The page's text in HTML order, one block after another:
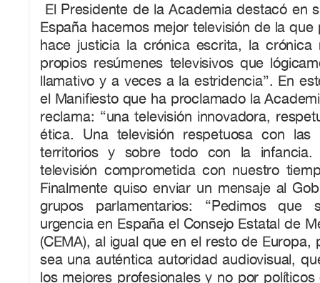
El Presidente de la Academia destacó en
España hacemos mejor televisión de la
hace justicia la crónica escrita, la crónica
propios resúmenes televisivos que
llamativo y a veces a la estridencia”. En
el Manifiesto que ha proclamado la
reclama: “una televisión innovadora,
ética. Una televisión respetuosa con las
territorios y sobre todo con la infancia.
televisión comprometida con nuestro
Finalmente quiso enviar un mensaje al
grupos parlamentarios: “Pedimos que
urgencia en España el Consejo Estatal de
(CEMA), al igual que en el resto de Europa,
sea una auténtica autoridad audiovisual,
los mejores profesionales y no por